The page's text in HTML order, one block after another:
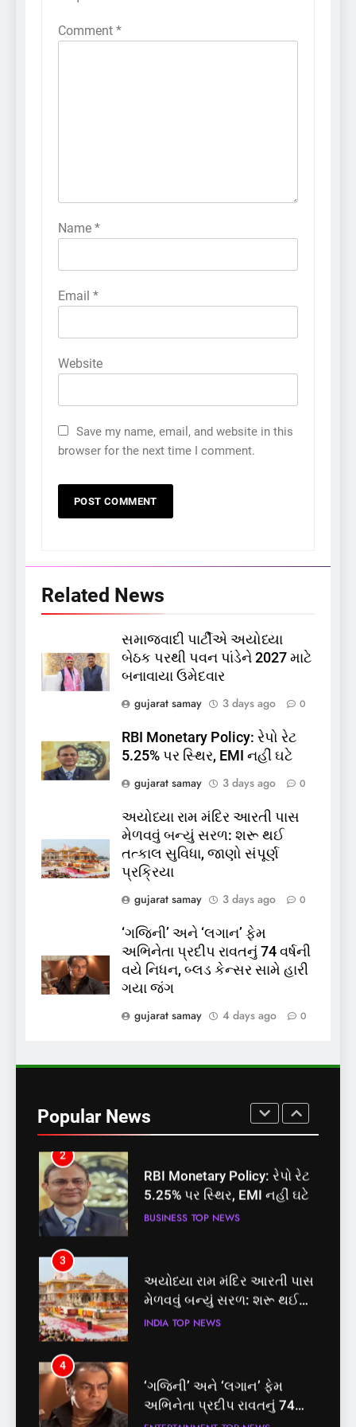
Comment *
Name *
Email *
Website
Save my name, email, and website in this
browser for the next time I comment.
Related News
સમાજવાદી પાર્ટીએ અયોધ્યા
બેઠક પરથી પવન પાંડેને 2027 માટે
બનાવાયા ઉમેદવાર
gujarat samay
3 days ago 0
RBI Monetary Policy: રેપો રેટ
5.25% પર સ્થિર, EMI નહીં ઘટે
gujarat samay
3 days ago 0
અયોધ્યા રામ મંદિર આરતી પાસ
મેળવવું બન્યું સરળ: શરૂ થઈ
તત્કાલ સુવિધા, જાણો સંપૂર્ણ
પ્રક્રિયા
gujarat samay
3 days ago 0
‘ગજિની’ અને ‘લગાન’ ફેમ
અભિનેતા પ્રદીપ રાવતનું 74 વર્ષની
વયે નિધન, બ્લડ કેન્સર સામે હારી
ગયા જંગ
gujarat samay
4 days ago 0
Popular News
લાપતા
GUJARAT
પાસપોર્ટ વેરિફિકેશન માટે હવે
પોલીસ સ્ટેશનના ધક્કામાંથી
મુક્તિ,ગુજરાતમાં વેરિફિકેશન
GUJARAT TOP NEWS
7
રાજ્યસભામાં ‘જન્મ અને મૃત્યુ
નોંધણી બિલ2026’ ધ્વનિમતથી
INDIA TOP NEWS
8
શું તમારું મધ કે ઘી ખરેખર શુદ્ધ
પોલ ખોલી, મૂક્યો પ્રતિબંધ
1
સમાજવાદી પાર્ટીએ અયોધ્યા
બેઠક પરથી પવન પાંડેને 2027
માટે બનાવાયા ઉમેદવાર
INDIA TOP NEWS
5.25% પર સ્થિર, EMI નહીં ઘટે
BUSINESS
3
અયોધ્યા રામ મંદિર આરતી પાસ
મેળવવું બન્યું સરળ: શરૂ થઈ
તત્કાલ સુવિધા, જાણો સંપૂર્ણ
4
‘ગજિની’ અને ‘લગાન’ ફેમ
અભિનેતા પ્રદીપ રાવતનું 74
વર્ષની વયે નિધન, બ્લડ કેન્સર
5
કોડીનારના છારા દરિયાકાંઠે પાંચ
કિશોરો ડૂબ્યા, 3નો બચાવ, 2